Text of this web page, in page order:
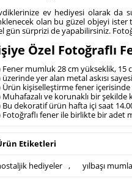
ev hediyesi olarak da
olan bu güzel objeyi ister
gün sürprizi de yapabilirsiniz.
Özel Fotoğraflı
Fener mumluk 28 cm yükseklik, 15
üzerinde yer alan metal askısı
Ürün kişiselleştirme fener
Muhafazalı ve korunaklı bir
Bu dekoratif ürün hafta içi saat
Fotoğraflı fener ile birlikte bir adet
Etiketleri
hediyeler , yılbaşı